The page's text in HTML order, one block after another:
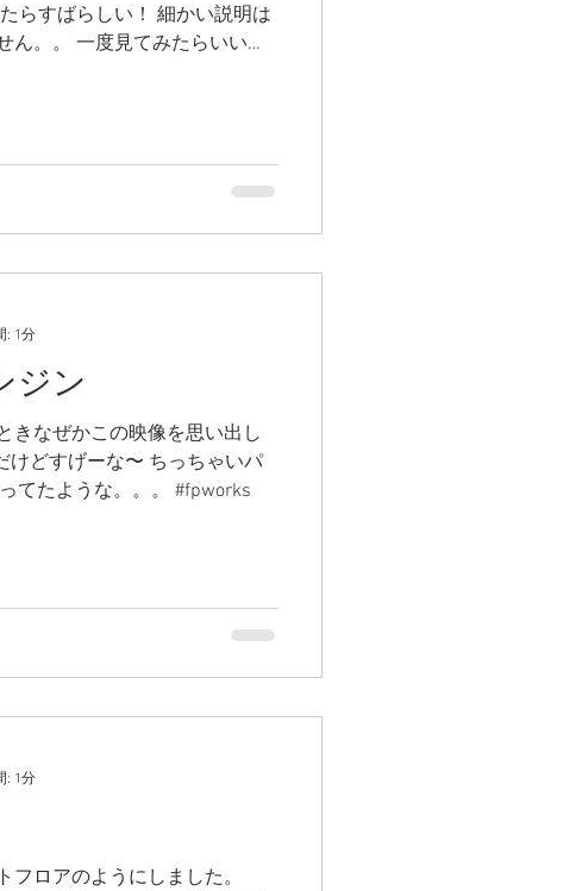
らすばらしい！ 細かい説明は
ん。。 一度見てみたらいい
ジン
きなぜかこの映像を思い出し
けどすげーな〜 ちっちゃいパ
てたような。。。 #fpworks
: 1分
ロアのようにしました。
: 1分